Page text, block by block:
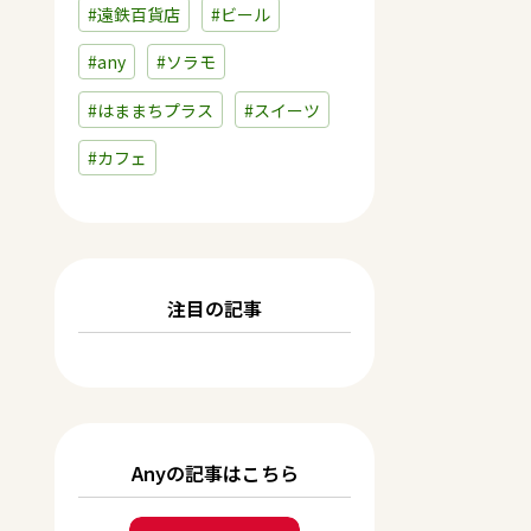
#遠鉄百貨店 #ビール
#any #ソラモ
#はままちプラス #スイーツ
#カフェ
注目の記事
Anyの記事はこちら